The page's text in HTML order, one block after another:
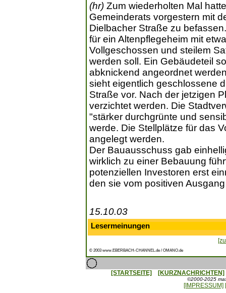
(hr) Zum wiederholten Mal
Gemeinderats vorgestern mit
Dielbacher Straße zu
für ein Altenpflegeheim mit
Vollgeschossen und steilem
werden soll. Ein Gebäudeteil
abknickend angeordnet
sieht eigentlich geschlossene
Straße vor. Nach der jetzigen
verzichtet werden. Die
"stärker durchgrünte und
werde. Die Stellplätze für das
angelegt werden.
Der Bauausschuss gab
wirklich zu einer Bebauung
potenziellen Investoren erst
den sie vom positiven
15.10.03
Lesermeinungen
© 2003 www.EBERBACH-CHANNEL.de / OMANO.de
[STARTSEITE] [KURZNACHRICHTEN]
©2000-2025
[IMPRESSUM]